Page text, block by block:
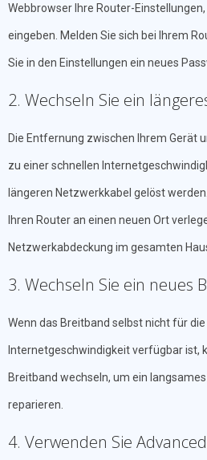
Webbrowser Ihre Router-
eingeben. Melden Sie sich bei Ihrem
Sie in den Einstellungen ein neues
2. Wechseln Sie ein
Die Entfernung zwischen Ihrem Gerät
zu einer schnellen
längeren Netzwerkkabel gelöst
Ihren Router an einen neuen Ort
Netzwerkabdeckung im gesamten
3. Wechseln Sie ein neues
Wenn das Breitband selbst nicht für
Internetgeschwindigkeit verfügbar ist,
Breitband wechseln, um ein
reparieren.
4. Verwenden Sie